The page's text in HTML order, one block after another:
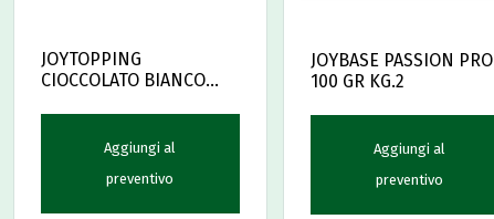
JOYTOPPING
CIOCCOLATO BIANCO
Aggiungi al
preventivo
JOYBASE PASSION PRO
100 GR KG.2
Aggiungi al
preventivo